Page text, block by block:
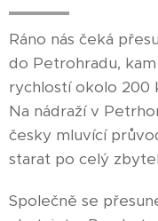
Ráno nás čeká
do Petrohradu,
rychlostí okolo 200
Na nádraží v
česky mluvící
starat po celý
Společně se